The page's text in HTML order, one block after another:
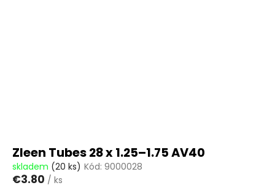
Zleen Tubes 28 x 1.25–1.75 AV40
skladem (20 ks) Kód: 9000028
€3.80 / ks